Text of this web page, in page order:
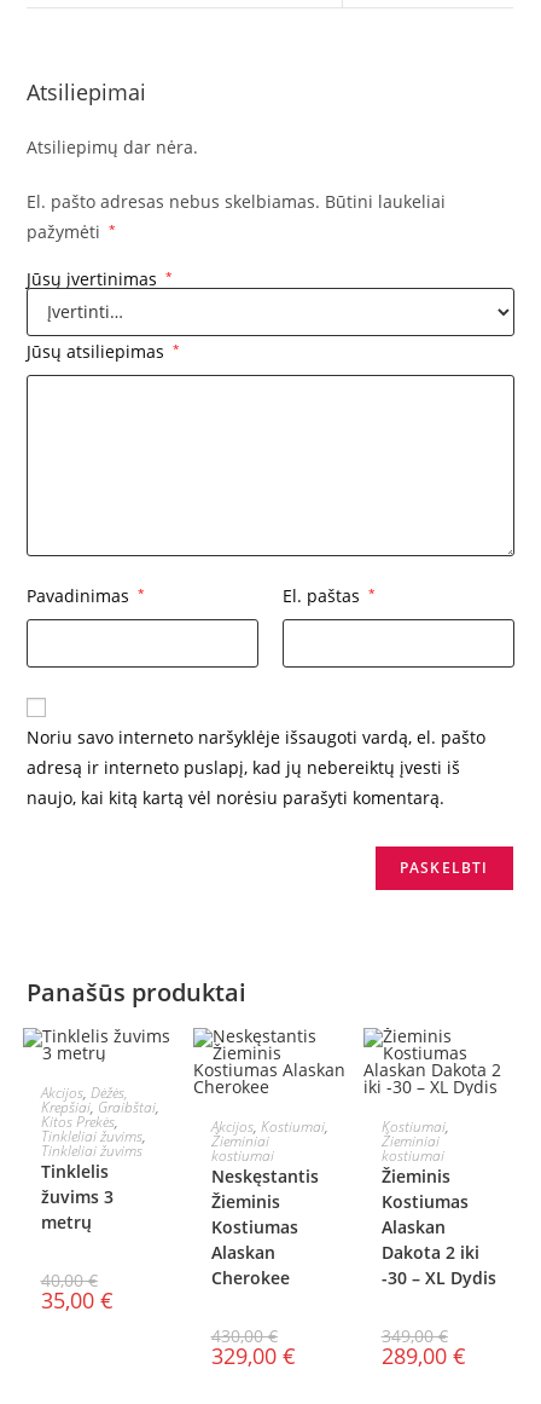
Atsiliepimai
Atsiliepimų dar nėra.
El. pašto adresas nebus skelbiamas. Būtini laukeliai
pažymėti
*
Jūsų įvertinimas *
Jūsų atsiliepimas *
Pavadinimas * El. paštas *
Noriu savo interneto naršyklėje išsaugoti vardą, el. pašto
adresą ir interneto puslapį, kad jų nebereiktų įvesti iš
naujo, kai kitą kartą vėl norėsiu parašyti komentarą.
Panašūs produktai
AKCIJA!
Į KREPŠELĮ
Akcijos, Dėžės,
Krepšiai, Graibštai,
Kitos Prekės,
Tinkleliai žuvims,
Tinkleliai žuvims
Tinklelis
žuvims 3
metrų
40,00€
35,00 €
AKCIJA!
PASIRINKTI
SAVYBES
Akcijos, Kostiumai,
Žieminiai
kostiumai
Neskęstantis
Žieminis
Kostiumas
Alaskan
Cherokee
430,00€
329,00 €
AKCIJA!
PASIRINKTI
SAVYBES
Kostiumai,
Žieminiai
kostiumai
Žieminis
Kostiumas
Alaskan
Dakota 2 iki
-30 – XL Dydis
349,00€
289,00 €